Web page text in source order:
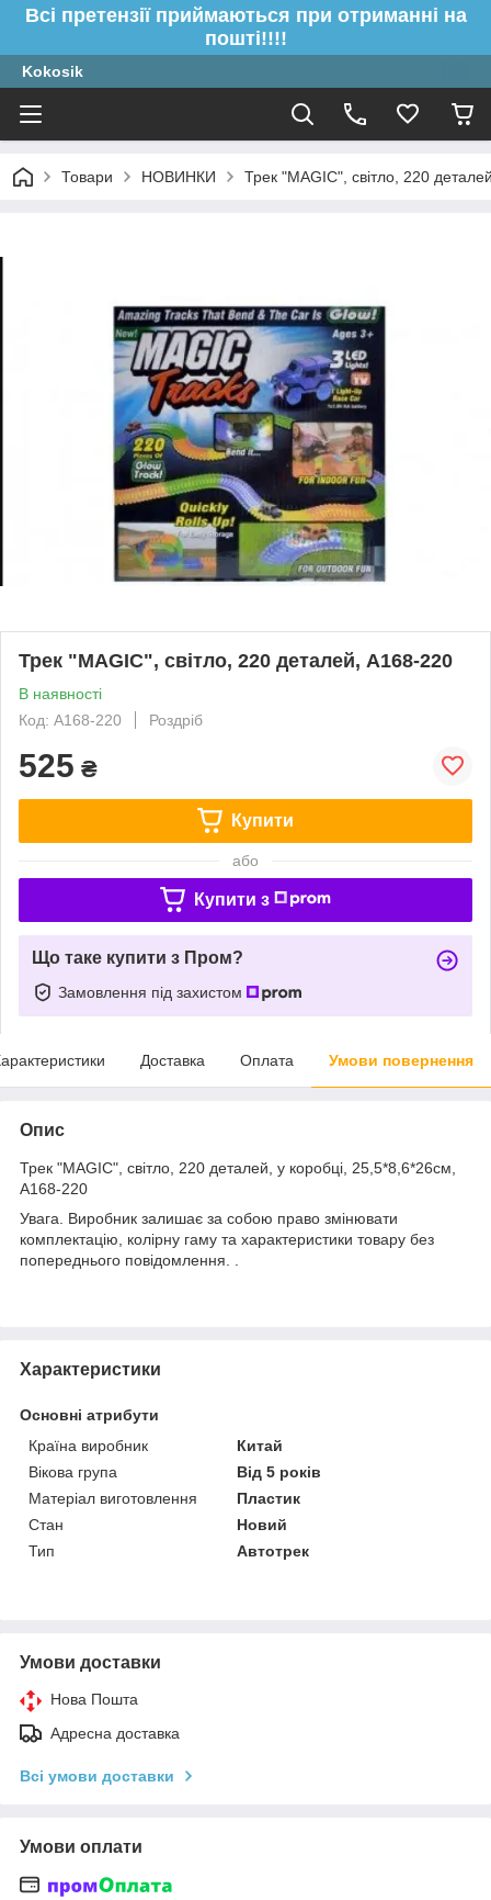
Всі претензії приймаються при отриманні на
пошті!!!!
Kokosik
Товари НОВИНКИ Трек "MAGIC", світло, 220
Трек "MAGIC", світло, 220 деталей, A168-220
В наявності
Код: A168-220
Роздріб
525 ₴
Купити
або
Купити з
Що таке купити з Пром?
Замовлення під захистом
Доставка Оплата Умови повернення
Опис
Трек "MAGIC", світло, 220 деталей, у коробці, 25,5*8,6*26см,
А168-220
Увага. Виробник залишає за собою право змінювати
комплектацію, колірну гаму та характеристики товару без
попереднього повідомлення. .
Характеристики
Основні атрибути
Країна виробник
Китай
Вікова група
Від 5 років
Матеріал виготовлення
Пластик
Стан
Новий
Тип
Автотрек
Умови доставки
Нова Пошта
Адресна доставка
Всі умови доставки
Умови оплати